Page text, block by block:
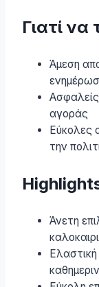
Γιατί να
Άμεση
αγοράς
Εύκολες
την
Άνετη